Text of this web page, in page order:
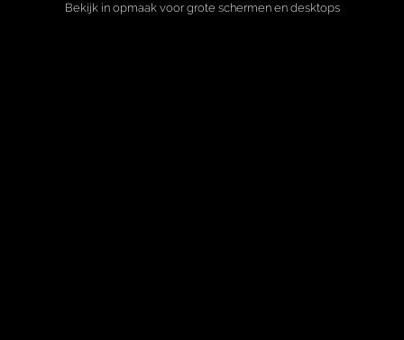
Bekijk in opmaak voor grote schermen en desktops